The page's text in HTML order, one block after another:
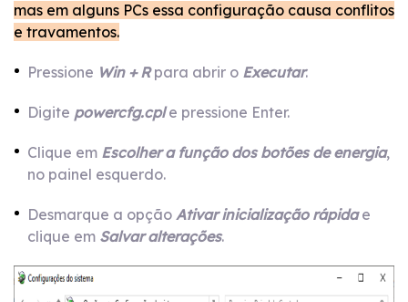
mas em alguns PCs essa configuração causa conflitos
e travamentos.
Pressione Win + Rpara abrir o Executar.
Digite powercfg.cple pressione Enter.
Clique em Escolher a função dos botões de energia,
no painel esquerdo.
Desmarque a opção Ativar inicialização rápidae
clique em Salvar alterações.